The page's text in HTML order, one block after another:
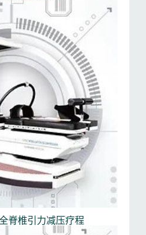
脊椎引力减压疗程